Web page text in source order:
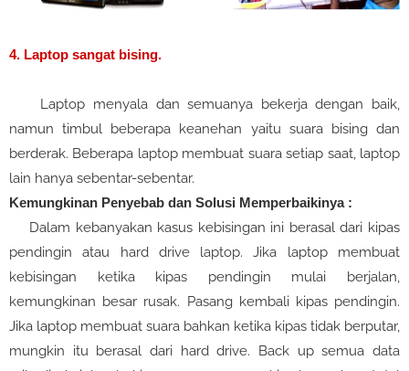
4. Laptop sangat bising.
Laptop menyala dan semuanya bekerja dengan baik,
namun timbul beberapa keanehan yaitu suara bising dan
berderak. Beberapa laptop membuat suara setiap saat, laptop
lain hanya sebentar-sebentar.
Kemungkinan Penyebab dan Solusi Memperbaikinya :
Dalam kebanyakan kasus kebisingan ini berasal dari kipas
pendingin atau hard drive laptop. Jika laptop membuat
kebisingan ketika kipas pendingin mulai berjalan,
kemungkinan besar rusak. Pasang kembali kipas pendingin.
Jika laptop membuat suara bahkan ketika kipas tidak berputar,
mungkin itu berasal dari hard drive. Back up semua data